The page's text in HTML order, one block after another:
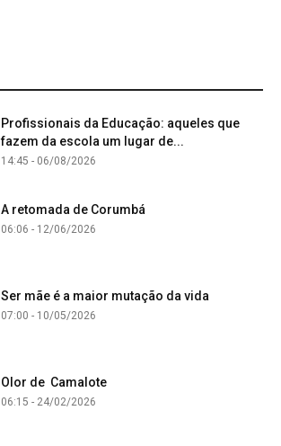
Profissionais da Educação: aqueles que
fazem da escola um lugar de...
14:45 - 06/08/2026
A retomada de Corumbá
06:06 - 12/06/2026
Ser mãe é a maior mutação da vida
07:00 - 10/05/2026
Olor de Camalote
06:15 - 24/02/2026